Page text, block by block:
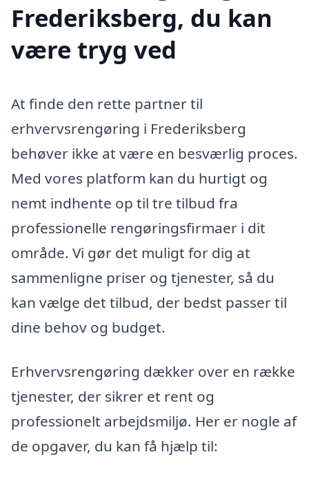
Frederiksberg, du kan
være tryg ved
At finde den rette partner til
erhvervsrengøring i Frederiksberg
behøver ikke at være en besværlig proces.
Med vores platform kan du hurtigt og
nemt indhente op til tre tilbud fra
professionelle rengøringsfirmaer i dit
område. Vi gør det muligt for dig at
sammenligne priser og tjenester, så du
kan vælge det tilbud, der bedst passer til
dine behov og budget.
Erhvervsrengøring dækker over en række
tjenester, der sikrer et rent og
professionelt arbejdsmiljø. Her er nogle af
de opgaver, du kan få hjælp til: